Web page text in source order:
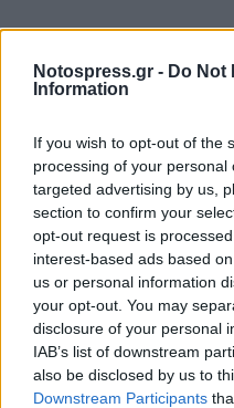
Notospress.gr - Do Not
Information
If you wish to opt-out of the
processing of your
targeted advertising by us,
section to confirm your
opt-out request is
interest-based ads based
us or personal information
your opt-out. You may
disclosure of your personal
IAB’s list of downstream
also be disclosed by us to
Downstream Participants